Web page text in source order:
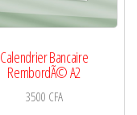
Calendrier Bancaire
RembordÃ© A2
3500 CFA